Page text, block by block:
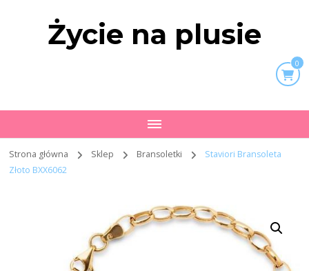
Życie na plusie
0
Strona główna Sklep Bransoletki
Staviori Bransoleta
Złoto BXX6062